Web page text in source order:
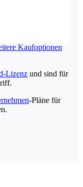
Kaufoptionen
Lizenz und sind für
-Pläne für